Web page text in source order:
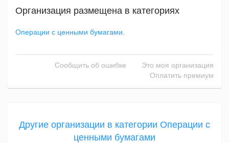
Организация размещена в категориях
Операции с ценными бумагами
Сообщить об ошибке
Это моя организация
Оплатить премиум
Другие организации в категории Операции с
ценными бумагами